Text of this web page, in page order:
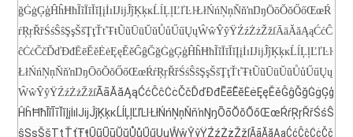
ğĠġĢģĤĥĦħĨĩĪīĬĭĮįİıĲĳĴĵĶķĸĹĺĻļĽľĿŀŁłŃńŅņŇňŉŊŋŌōŎŏŐőŒœŔ
ŕŖŗŘřŚśŜŝŞşŠšŢţŤťŦŧŨũŪūŬŭŮůŰűŲųŴŵŶŷŸŹźŻżŽžſĀāĂăĄąĆćĈ
ĉĊċČčĎďĐđĒēĔĕĖėĘęĚěĜĝĞğĠġĢģĤĥĦħĨĩĪīĬĭĮįİıĲĳĴĵĶķĸĹĺĻļĽľĿŀ
ŁłŃńŅņŇňŉŊŋŌōŎŏŐőŒœŔŕŖŗŘřŚśŜŝŞşŠšŢţŤťŦŧŨũŪūŬŭŮůŰűŲų
ŴŵŶŷŸŹźŻżŽžſĀāĂăĄąĆćĈĉĊċČčĎďĐđĒēĔĕĖėĘęĚěĜĝĞğĠġĢģ
ĤĥĦħĨĩĪīĬĭĮįİıĲĳĴĵĶķĸĹĺĻļĽľĿŀŁłŃńŅņŇňŉŊŋŌōŎŏŐőŒœŔŕŖŗŘřŚśŜ
ŝŞşŠšŢţŤťŦŧŨũŪūŬŭŮůŰűŲųŴŵŶŷŸŹźŻżŽžſĀāĂăĄąĆćĈĉĊċČč